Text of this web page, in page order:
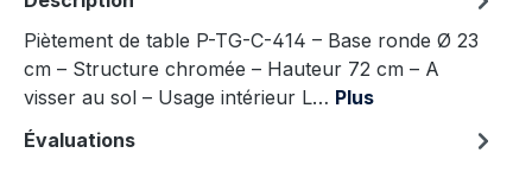
Piètement de table P-TG-C-414 – Base ronde Ø 23
cm – Structure chromée – Hauteur 72 cm – A
visser au sol – Usage intérieur L… Plus
Évaluations